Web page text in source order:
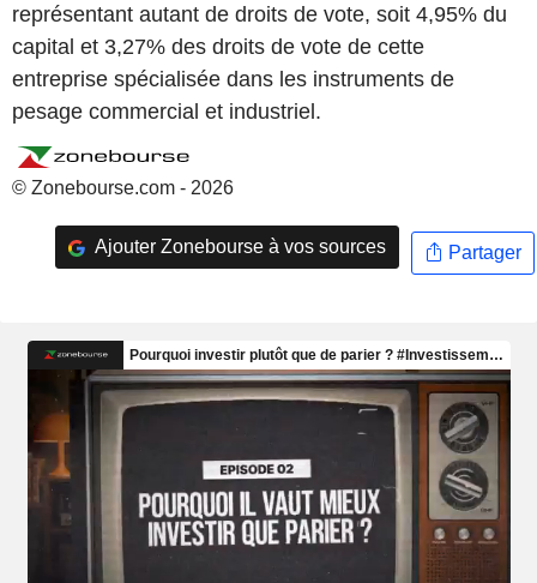
représentant autant de droits de vote, soit 4,95% du
capital et 3,27% des droits de vote de cette
entreprise spécialisée dans les instruments de
pesage commercial et industriel.
© Zonebourse.com - 2026
Ajouter Zonebourse à vos sources Partager